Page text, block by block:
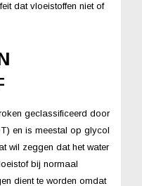
dat vloeistoffen niet of
geclassificeerd door
en is meestal op glycol
wil zeggen dat het water
bij normaal
dient te worden omdat